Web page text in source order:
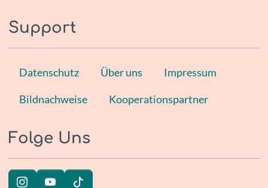
Support
Datenschutz Über uns Impressum
Bildnachweise Kooperationspartner
Folge Uns